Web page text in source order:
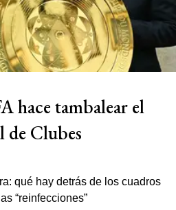
hace tambalear el
Clubes